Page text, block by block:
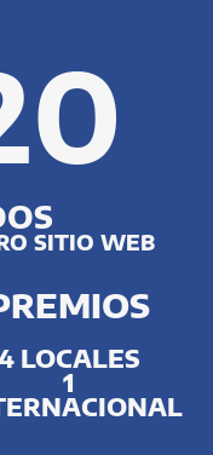
SITIO WEB
LOCALES
1